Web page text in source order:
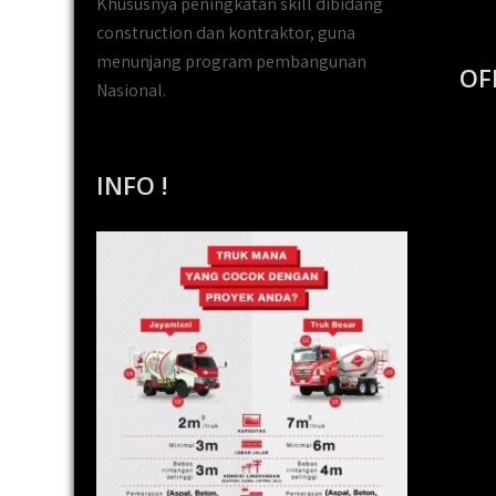
construction dan kontraktor, guna
menunjang program pembangunan
Nasional.
INFO !